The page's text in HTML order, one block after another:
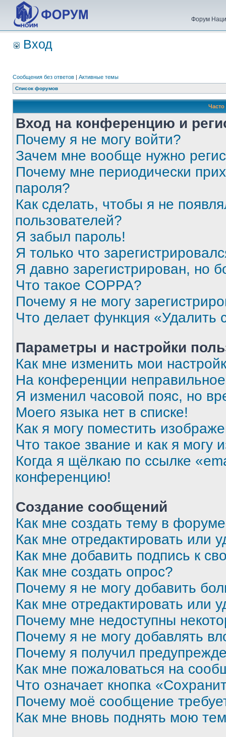
Форум
Вход
Сообщения без ответов | Активные темы
Список форумов
Вход на конференцию и
Почему я не могу войти?
Зачем мне вообще нужно
Почему мне периодически
пароля?
Как сделать, чтобы я не
пользователей?
Я забыл пароль!
Я только что
Я давно зарегистрирован, но
Что такое COPPA?
Почему я не могу
Что делает функция «Удалить
Параметры и настройки
Как мне изменить мои
На конференции
Я изменил часовой пояс, но
Моего языка нет в списке!
Как я могу поместить
Что такое звание и как я могу
Когда я щёлкаю по ссылке
конференцию!
Создание сообщений
Как мне создать тему в
Как мне отредактировать или
Как мне добавить подпись к
Как мне создать опрос?
Почему я не могу добавить
Как мне отредактировать или
Почему мне недоступны
Почему я не могу добавлять
Почему я получил
Как мне пожаловаться на
Что означает кнопка
Почему моё сообщение
Как мне вновь поднять мою